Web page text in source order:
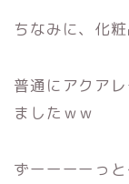
ちなみに、化
普通にアクア
ましたｗｗ
ずーーーーっ